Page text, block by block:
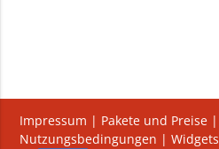
Impressum | Pakete und Preise |
Nutzungsbedingungen |Widgets